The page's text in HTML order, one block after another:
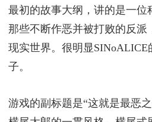
最初的故事大纲，讲的是一位
那些不断作恶并被打败的反派
现实世界。很明显
子。
游戏的副标题是“这就是最恶